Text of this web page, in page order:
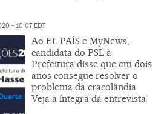
- 10:07EDT
Ao EL PAÍS e MyNews,
candidata do PSL à
Prefeitura disse que em dois
anos consegue resolver o
problema da cracolândia.
Veja a íntegra da entrevista